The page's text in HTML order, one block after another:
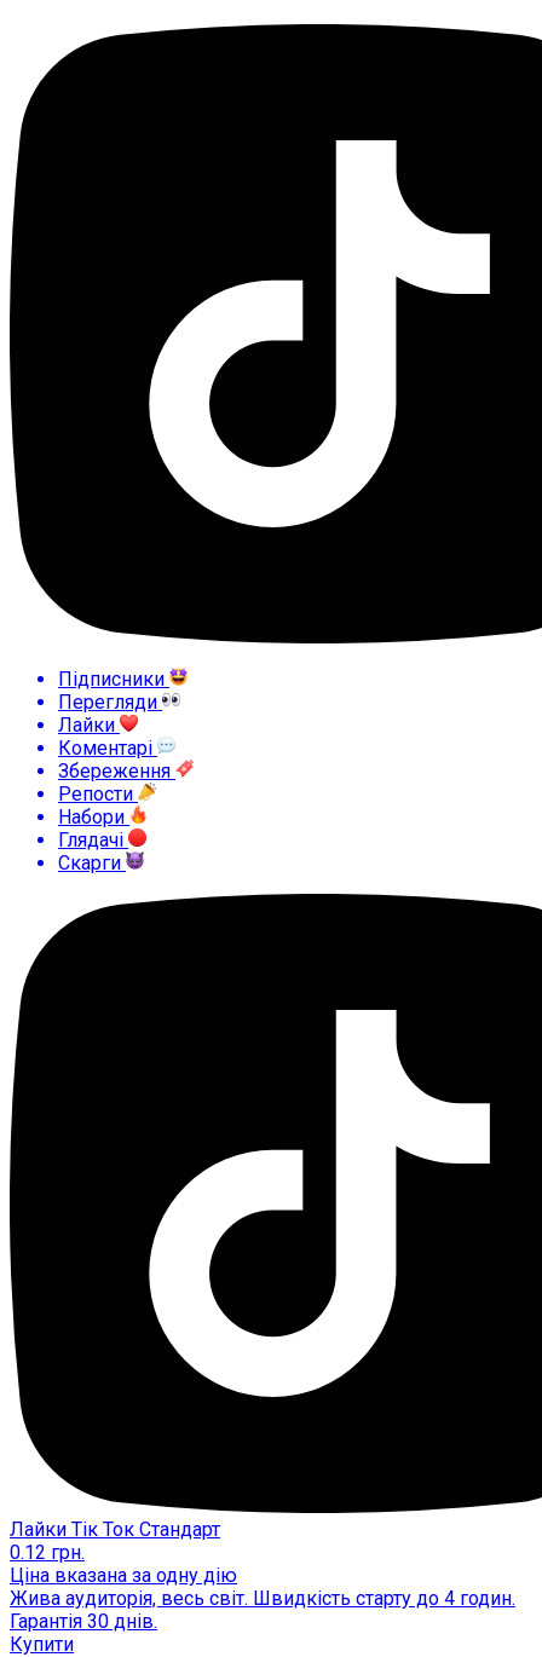
Підписники
Перегляди
Лайки
Коментарі
Збереження
Репости
Набори
Глядачі
Скарги
Лайки Тік Ток Стандарт
0.12 грн.
Ціна вказана за одну дію
Жива аудиторія, весь світ. Швидкість старту до 4 годин.
Гарантія 30 днів.
Купити